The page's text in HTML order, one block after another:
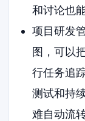
和讨论也
项目研发
图，可以
行任务追
测试和持
难自动流